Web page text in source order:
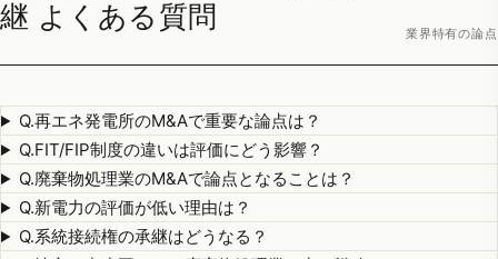
継 よくある質問
業界特有の論点
Q.再エネ発電所のM&Aで重要な論点は？
Q.FIT/FIP制度の違いは評価にどう影響？
Q.廃棄物処理業のM&Aで論点となることは？
Q.新電力の評価が低い理由は？
Q.系統接続権の承継はどうなる？